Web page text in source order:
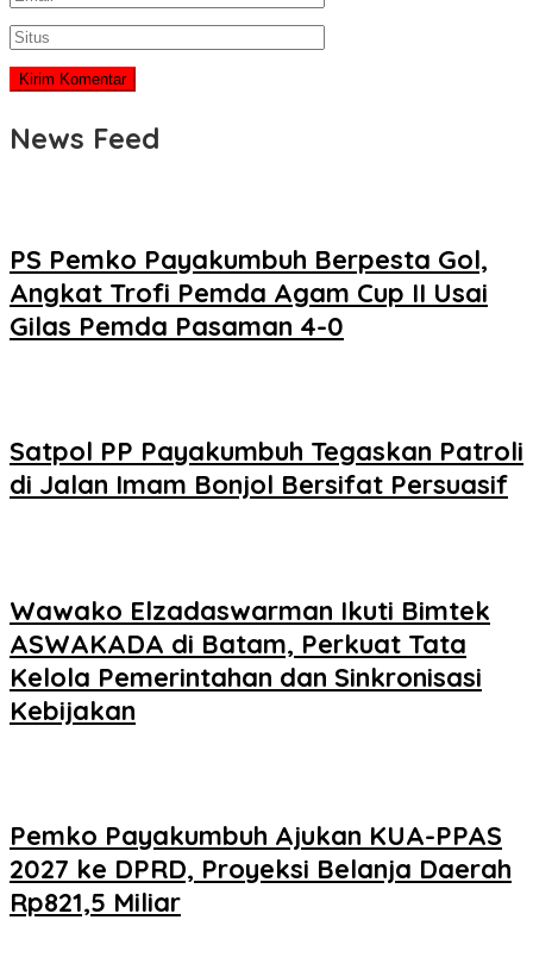
News Feed
PS Pemko Payakumbuh Berpesta Gol,
Angkat Trofi Pemda Agam Cup II Usai
Gilas Pemda Pasaman 4-0
Satpol PP Payakumbuh Tegaskan Patroli
di Jalan Imam Bonjol Bersifat Persuasif
Wawako Elzadaswarman Ikuti Bimtek
ASWAKADA di Batam, Perkuat Tata
Kelola Pemerintahan dan Sinkronisasi
Kebijakan
Pemko Payakumbuh Ajukan KUA-PPAS
2027 ke DPRD, Proyeksi Belanja Daerah
Rp821,5 Miliar